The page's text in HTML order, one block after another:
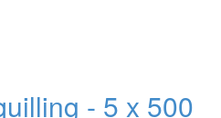
- 5 x 500